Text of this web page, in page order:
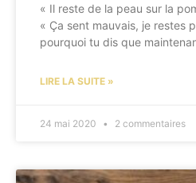
« Il reste de la peau sur la
« Ça sent mauvais, je restes
pourquoi tu dis que
LIRE LA SUITE »
24 mai 2020 2 commentaires